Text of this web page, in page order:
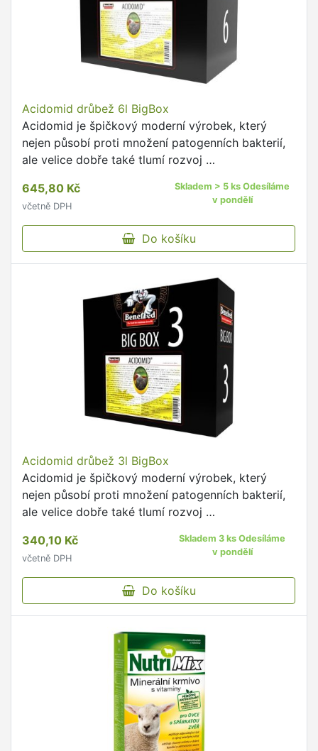
Acidomid drůbež 6l BigBox
Acidomid je špičkový moderní výrobek, který
nejen působí proti množení patogenních bakterií,
ale velice dobře také tlumí rozvoj …
645,80 Kč
včetně DPH
Skladem > 5 ks Odesíláme
v pondělí
Do košíku
Acidomid drůbež 3l BigBox
Acidomid je špičkový moderní výrobek, který
nejen působí proti množení patogenních bakterií,
ale velice dobře také tlumí rozvoj …
340,10 Kč
včetně DPH
Skladem 3 ks Odesíláme
v pondělí
Do košíku